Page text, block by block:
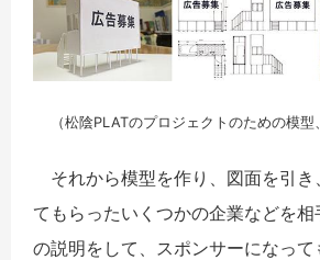
（松陰PLATのプロジェクトのための模型
それから模型を作り、図面を引き
てもらったいくつかの企業などを相
の説明をして、スポンサーになって